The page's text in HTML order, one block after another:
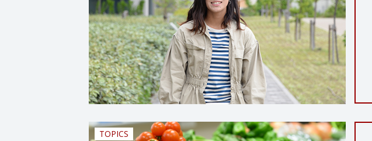
TOPICS